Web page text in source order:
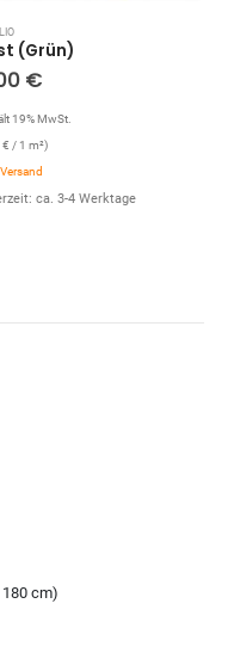
(Grün)
€
19% MwSt.
€ / 1 m²)
Versand
ca. 3-4 Werktage
180 cm)